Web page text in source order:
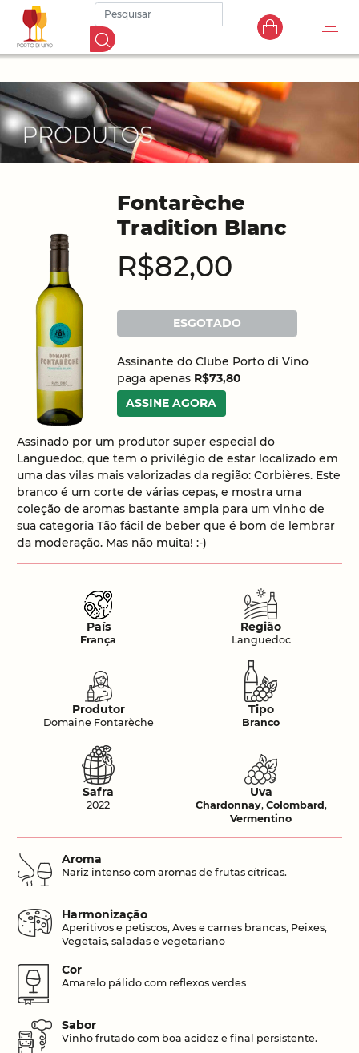
Fontarèche
Tradition Blanc
R$82,00
ESGOTADO
Assinante do Clube Porto di Vino
paga apenas R$73,80
ASSINE AGORA
Assinado por um produtor super especial do
Languedoc, que tem o privilégio de estar localizado em
uma das vilas mais valorizadas da região: Corbières. Este
branco é um corte de várias cepas, e mostra uma
coleção de aromas bastante ampla para um vinho de
sua categoria Tão fácil de beber que é bom de lembrar
da moderação. Mas não muita! :-)
País
França
Região
Languedoc
Produtor
Domaine Fontarèche
Tipo
Branco
Safra
2022
Uva
Chardonnay, Colombard ,
Vermentino
Aroma
Nariz intenso com aromas de frutas cítricas.
Harmonização
Aperitivos e petiscos, Aves e carnes brancas, Peixes,
Vegetais, saladas e vegetariano
Cor
Amarelo pálido com reflexos verdes
Sabor
Vinho frutado com boa acidez e final persistente.